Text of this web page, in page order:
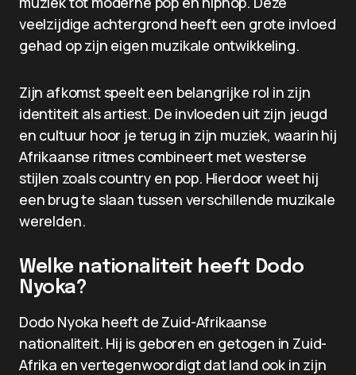
veelzijdige achtergrond heeft een grote invloed
gehad op zijn eigen muzikale ontwikkeling.
Zijn afkomst speelt een belangrijke rol in zijn
identiteit als artiest. De invloeden uit zijn jeugd
en cultuur hoor je terug in zijn muziek, waarin hij
Afrikaanse ritmes combineert met westerse
stijlen zoals country en pop. Hierdoor weet hij
een brug te slaan tussen verschillende muzikale
werelden.
Welke nationaliteit heeft Dodo
Nyoka?
Dodo Nyoka heeft de Zuid-Afrikaanse
nationaliteit. Hij is geboren en getogen in Zuid-
Afrika en vertegenwoordigt dat land ook in zijn